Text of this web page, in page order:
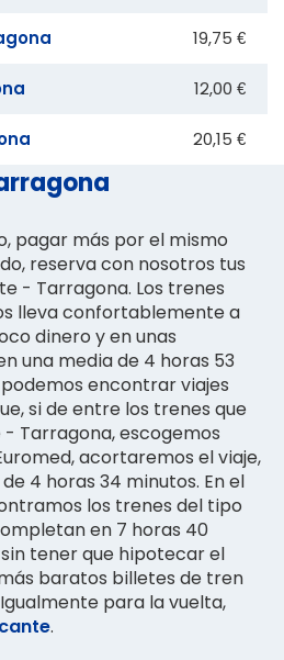
19,75 €
12,00 €
20,15 €
pagar más por el mismo
reserva con nosotros tus
- Tarragona. Los trenes
lleva confortablemente a
dinero y en unas
una media de 4 horas 53
encontrar viajes
si de entre los trenes que
Tarragona, escogemos
acortaremos el viaje,
4 horas 34 minutos. En el
los trenes del tipo
en 7 horas 40
tener que hipotecar el
baratos billetes de tren
para la vuelta,
.